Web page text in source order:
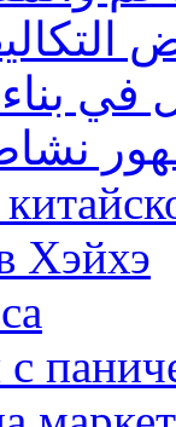
بناء
Хэйхэ
с